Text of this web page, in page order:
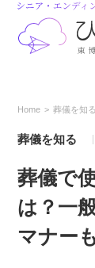
Home 葬儀を知る
葬儀を知る
葬儀で
は？一
マナー